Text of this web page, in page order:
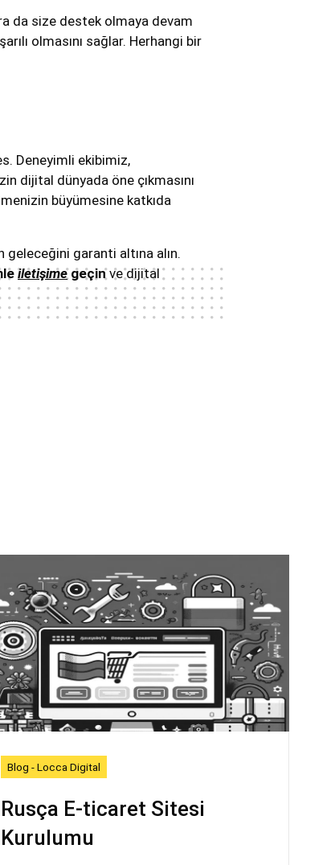
da size destek olmaya devam
olmasını sağlar. Herhangi bir
Deneyimli ekibimiz,
dijital dünyada öne çıkmasını
büyümesine katkıda
garanti altına alın.
iletişimegeçinve dijital
Blog - Locca Digital
Rusça E-ticaret Sitesi
Kurulumu